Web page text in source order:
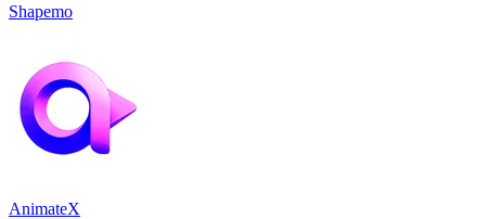
Shapemo
AnimateX